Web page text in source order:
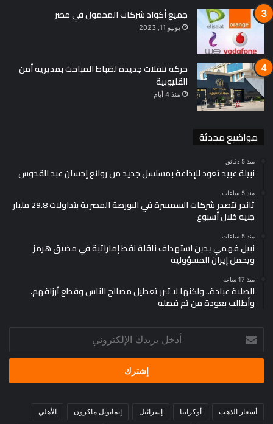
جميع أكواد شركات المحمول في مصر
يونيو 11, 2023
حركة تنقلات جديدة لضباط المباحث بمديرية أمن
القليوبية
منذ 4 أيام
مواضيع محدثة
منذ 5 دقائق
نبيلة عبيد تعود للإذاعة بمسلسل جديد من روائع إحسان عبد القدوس
منذ 5 ساعات
ثاندر تتصدر شركات السمسرة في البورصة المصرية بتداولات 29.8 مليار
جنيه خلال أسبوع
منذ 5 ساعات
نبيل فهمي يدين استهداف ناقلة نفط إماراتية في مضيق هرمز
ويحمل إيران المسؤولية
منذ 17 ساعة
الصلاة عبادة.. ولكنها لا تبرر تعطيل مصالح الناس وقطع أرزاقهم،
وأطالب بعودة من تم فصله
بريدك
الإلكتروني
أسعار الذهب أوكرانيا إسرائيل إيمانويل ماكرون الأهلي